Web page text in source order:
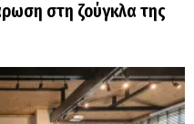
στη ζούγκλα της